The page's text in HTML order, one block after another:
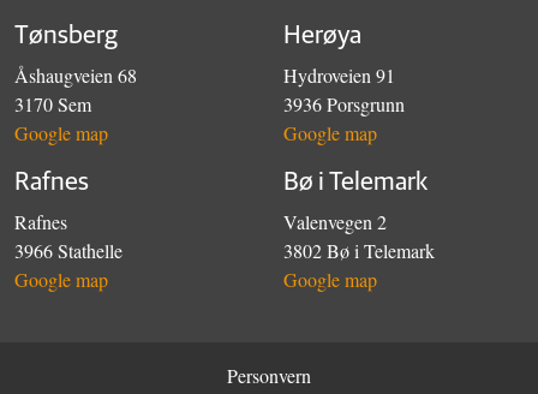
Tønsberg
Åshaugveien 68
3170 Sem
Google map
Herøya
Hydroveien 91
3936 Porsgrunn
Google map
Rafnes
Rafnes
3966 Stathelle
Google map
Bø i Telemark
Valenvegen 2
3802 Bø i Telemark
Google map
Personvern